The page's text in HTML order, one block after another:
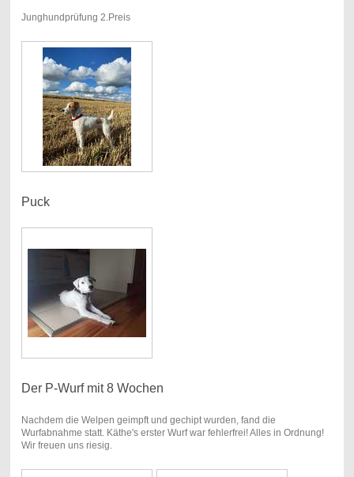
Junghundprüfung 2.Preis
Puck
Der P-Wurf mit 8 Wochen
Nachdem die Welpen geimpft und gechipt wurden, fand die
Wurfabnahme statt. Käthe's erster Wurf war fehlerfrei! Alles in Ordnung!
Wir freuen uns riesig.